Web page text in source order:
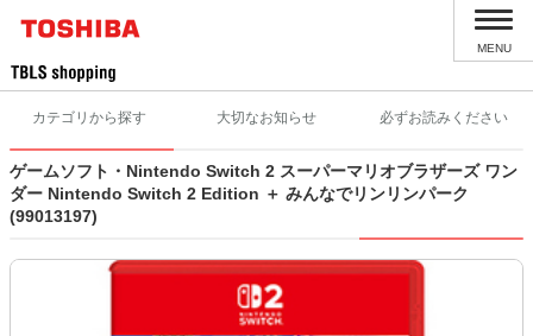
MENU
カテゴリから探す 大切なお知らせ 必ずお読みください
ゲームソフト・Nintendo Switch 2 スーパーマリオブラザーズ ワン
ダー Nintendo Switch 2 Edition ＋ みんなでリンリンパーク
(99013197)